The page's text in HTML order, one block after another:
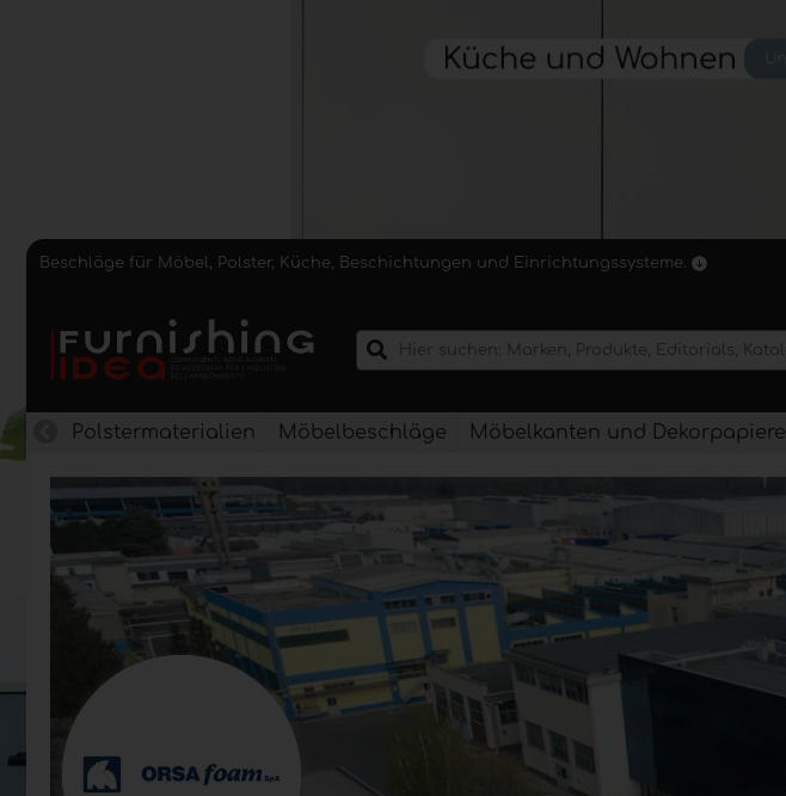
Beschläge für Möbel, Polster, Küche, Beschichtungen und Einrichtungssysteme.
Polstermaterialien Möbelbeschläge Möbelkanten und Dekorpapiere